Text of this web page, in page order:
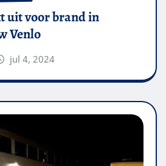
uit voor brand in
Venlo
jul 4, 2024